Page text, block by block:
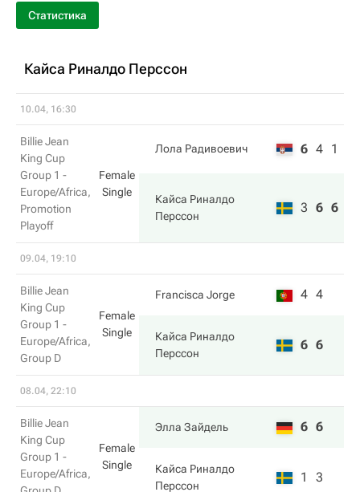
Статистика
Кайса Риналдо Перссон
10.04, 16:30
Billie Jean
King Cup
Group 1 -
Europe/Africa,
Promotion
Playoff
Female
Single
Лола Радивоевич 6 4 1
Кайса Риналдо
Перссон
3 6 6
09.04, 19:10
Billie Jean
King Cup
Group 1 -
Europe/Africa,
Group D
Female
Single
Francisca Jorge 4 4
Кайса Риналдо
Перссон
6 6
08.04, 22:10
Billie Jean
King Cup
Group 1 -
Europe/Africa,
Female
Single
Элла Зайдель 6 6
Кайса Риналдо
Перссон
1 3